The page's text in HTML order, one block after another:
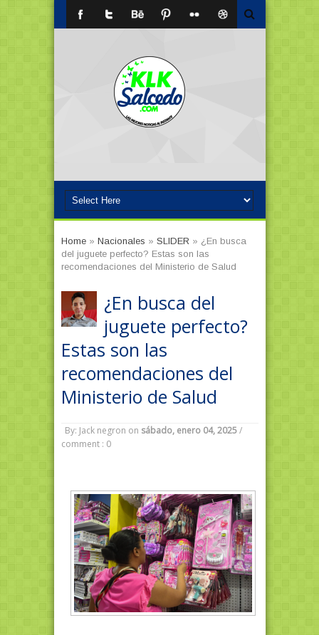
Home» Nacionales » SLIDER » ¿En busca
del juguete perfecto? Estas son las
recomendaciones del Ministerio de Salud
¿En busca del
juguete perfecto?
Estas son las
recomendaciones del
Ministerio de Salud
By: Jack negron on sábado, enero 04, 2025 /
comment : 0